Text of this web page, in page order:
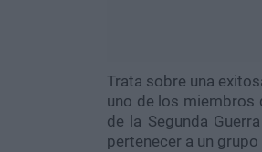
Trata sobre una
uno de los miembros
de la Segunda
pertenecer a un